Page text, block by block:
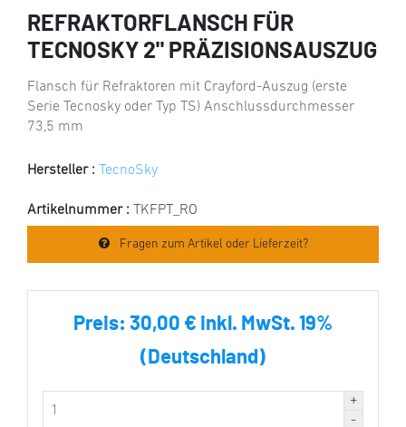
REFRAKTORFLANSCH FÜR
TECNOSKY 2" PRÄZISIONSAUSZUG
Flansch für Refraktoren mit Crayford-Auszug (erste
Serie Tecnosky oder Typ TS) Anschlussdurchmesser
73,5 mm
Hersteller : TecnoSky
Artikelnummer : TKFPT_RO
Fragen zum Artikel oder Lieferzeit?
Preis: 30,00 € inkl. MwSt. 19%
(Deutschland)